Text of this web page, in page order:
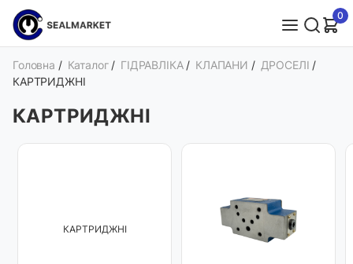
0
Головна / Каталог / ГІДРАВЛІКА / КЛАПАНИ / ДРОСЕЛІ /
КАРТРИДЖНІ
КАРТРИДЖНІ
КАРТРИДЖНІ